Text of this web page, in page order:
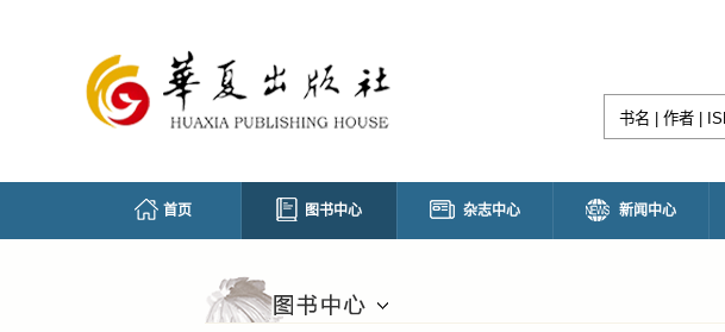
首页 图书中心 杂志中心 新闻中心